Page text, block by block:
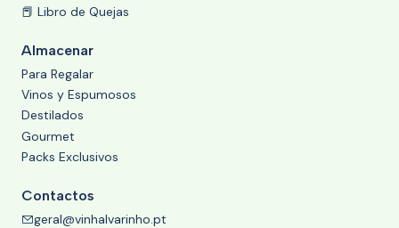
📕 Libro de Quejas
Almacenar
Para Regalar
Vinos y Espumosos
Destilados
Gourmet
Packs Exclusivos
Contactos
geral@vinhalvarinho.pt